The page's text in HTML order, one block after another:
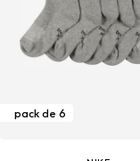
pack de 6